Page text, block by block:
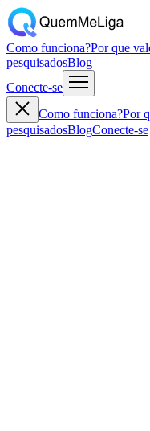
Como funciona?Por que
pesquisadosBlog
Conecte-se
Como funciona?Por
pesquisadosBlogConecte-se